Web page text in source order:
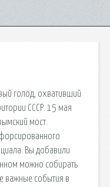
голод, охвативший
СССР. 15 мая
мост.
Вы добавили
можно собирать
важные события в